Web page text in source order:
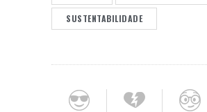
SUSTENTABILIDADE